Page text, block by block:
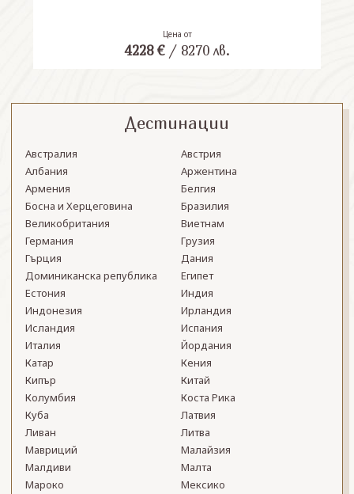
Цена от
4228 €/ 8270 лв.
Дестинации
Австралия
Австрия
Албания
Аржентина
Армения
Белгия
Босна и Херцеговина
Бразилия
Великобритания
Виетнам
Германия
Грузия
Гърция
Дания
Доминиканска република
Египет
Естония
Индия
Индонезия
Ирландия
Исландия
Испания
Италия
Йордания
Катар
Кения
Кипър
Китай
Колумбия
Коста Рика
Куба
Латвия
Ливан
Литва
Мавриций
Малайзия
Малдиви
Малта
Мароко
Мексико